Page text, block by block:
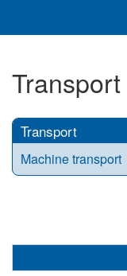
Transport
Transport
Machine transport